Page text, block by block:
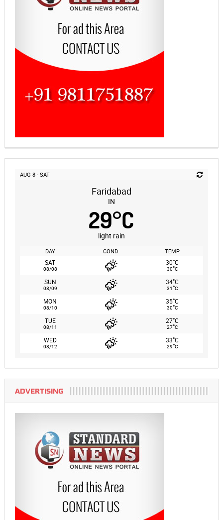
AUG 8 - SAT
Faridabad
IN
29°C
light rain
DAY COND. TEMP.
SAT
08/08
30°C
30°C
SUN
08/09
34°C
31°C
MON
08/10
35°C
30°C
TUE
08/11
27°C
27°C
WED
08/12
33°C
29°C
ADVERTISING